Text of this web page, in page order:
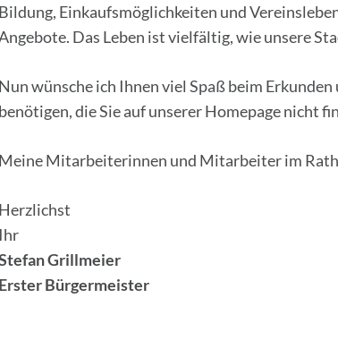
Bildung, Einkaufsmöglichkeiten und
Das Leben ist vielfältig, wie unsere
Nun wünsche ich Ihnen viel Spaß beim
benötigen, die Sie auf unserer Homepage nicht
Meine Mitarbeiterinnen und Mitarbeiter im
Herzlichst
Ihr
Grillmeier
Erster Bürgermeister